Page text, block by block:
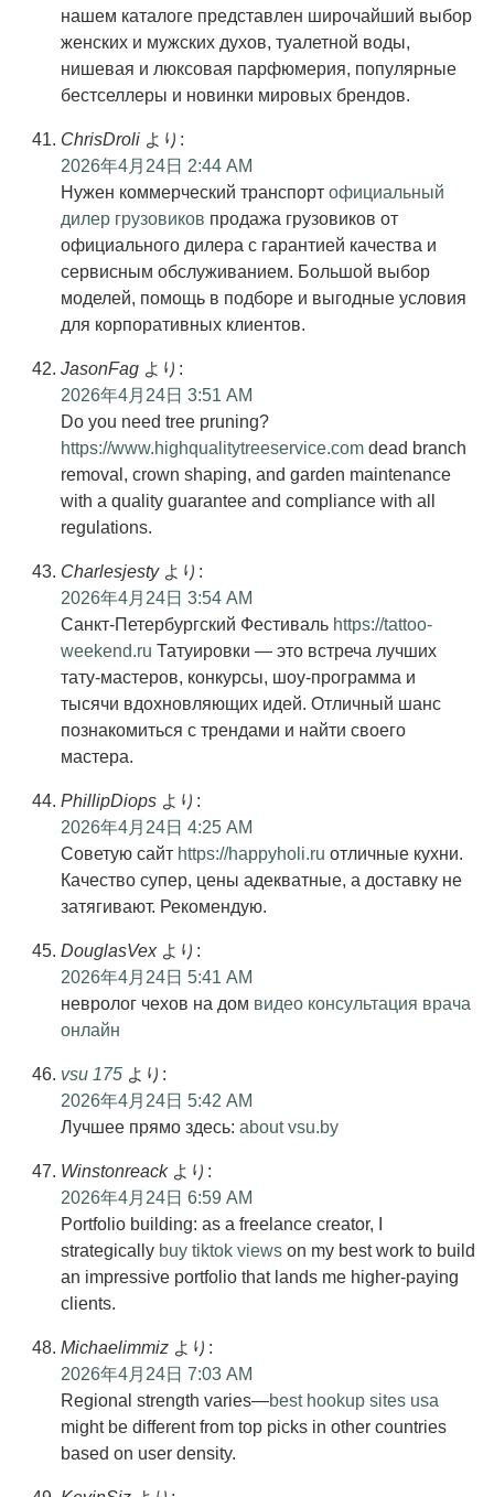
нашем каталоге представлен широчайший выбор
женских и мужских духов, туалетной воды,
нишевая и люксовая парфюмерия, популярные
бестселлеры и новинки мировых брендов.
ChrisDroli より:
2026年4月24日 2:44 AM
Нужен коммерческий транспорт официальный
дилер грузовиков продажа грузовиков от
официального дилера с гарантией качества и
сервисным обслуживанием. Большой выбор
моделей, помощь в подборе и выгодные условия
для корпоративных клиентов.
JasonFag より:
2026年4月24日 3:51 AM
Do you need tree pruning?
https://www.highqualitytreeservice.com dead branch
removal, crown shaping, and garden maintenance
with a quality guarantee and compliance with all
regulations.
Charlesjesty より:
2026年4月24日 3:54 AM
Санкт-Петербургский Фестиваль https://tattoo-
weekend.ru Татуировки — это встреча лучших
тату-мастеров, конкурсы, шоу-программа и
тысячи вдохновляющих идей. Отличный шанс
познакомиться с трендами и найти своего
мастера.
PhillipDiops より:
2026年4月24日 4:25 AM
Советую сайт https://happyholi.ru отличные кухни.
Качество супер, цены адекватные, а доставку не
затягивают. Рекомендую.
DouglasVex より:
2026年4月24日 5:41 AM
невролог чехов на дом видео консультация врача
онлайн
vsu 175 より:
2026年4月24日 5:42 AM
Лучшее прямо здесь: about vsu.by
Winstonreack より:
2026年4月24日 6:59 AM
Portfolio building: as a freelance creator, I
strategically buy tiktok views on my best work to build
an impressive portfolio that lands me higher-paying
clients.
Michaelimmiz より:
2026年4月24日 7:03 AM
Regional strength varies—best hookup sites usa
might be different from top picks in other countries
based on user density.